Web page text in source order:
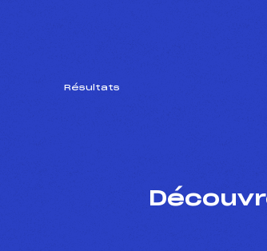
Résultats